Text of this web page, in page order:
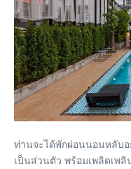
ท่านจะได้พักผ่อนนอนหลับอ
เป็นส่วนตัว พร้อมเพลิดเพ